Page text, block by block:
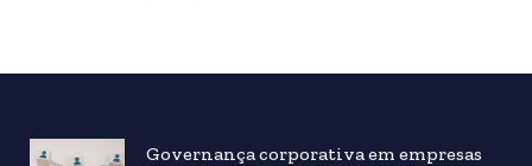
Governança corporativa em empresas